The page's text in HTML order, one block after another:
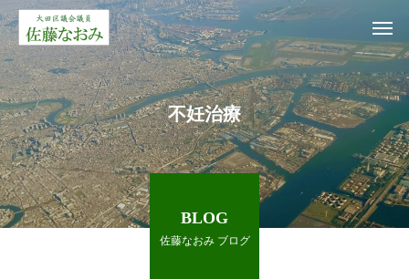
不妊治療
BLOG
佐藤なおみ ブログ